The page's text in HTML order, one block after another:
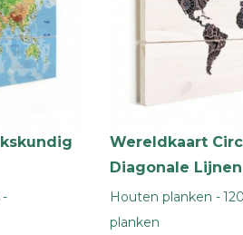
Wereldkaart
Diagonale
Houten planken -
planken